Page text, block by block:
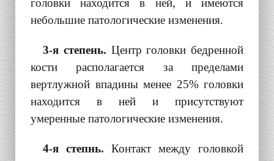
головки находится в ней, и имеются
небольшие патологические изменения.
3-я степень. Центр головки бедренной
кости располагается за пределами
вертлужной впадины менее 25% головки
находится в ней и присутствуют
умеренные патологические изменения.
4-я степнь. Контакт между головкой